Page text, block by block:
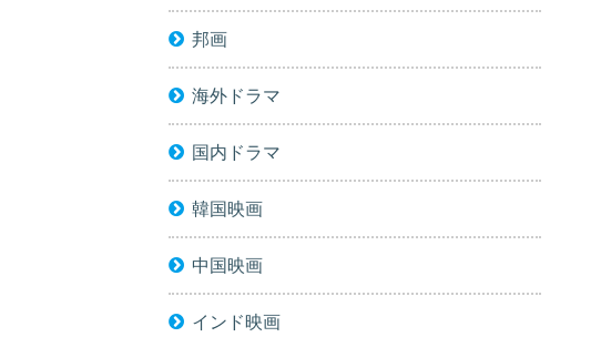
邦画
海外ドラマ
国内ドラマ
韓国映画
中国映画
インド映画